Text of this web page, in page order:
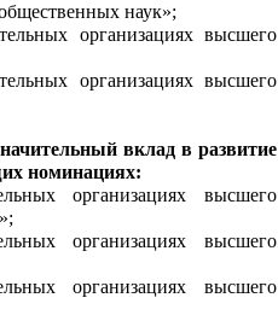
наук»;
организациях высшего
организациях высшего
вклад в развитие
номинациях:
организациях высшего
организациях высшего
организациях высшего